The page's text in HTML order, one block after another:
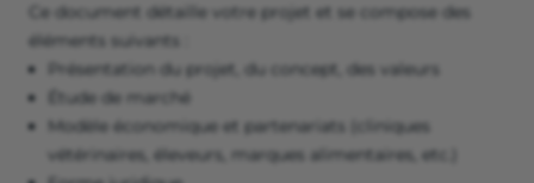
Ce document détaille votre projet et se compose des
éléments suivants :
Présentation du projet, du concept, des valeurs
Étude de marché
Modèle économique et partenariats (cliniques
vétérinaires, éleveurs, marques alimentaires, etc.)